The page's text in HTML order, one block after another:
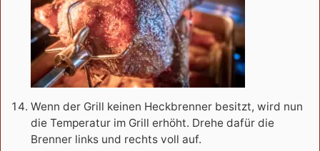
Wenn der Grill keinen Heckbrenner besitzt, wird nun
die Temperatur im Grill erhöht. Drehe dafür die
Brenner links und rechts voll auf.